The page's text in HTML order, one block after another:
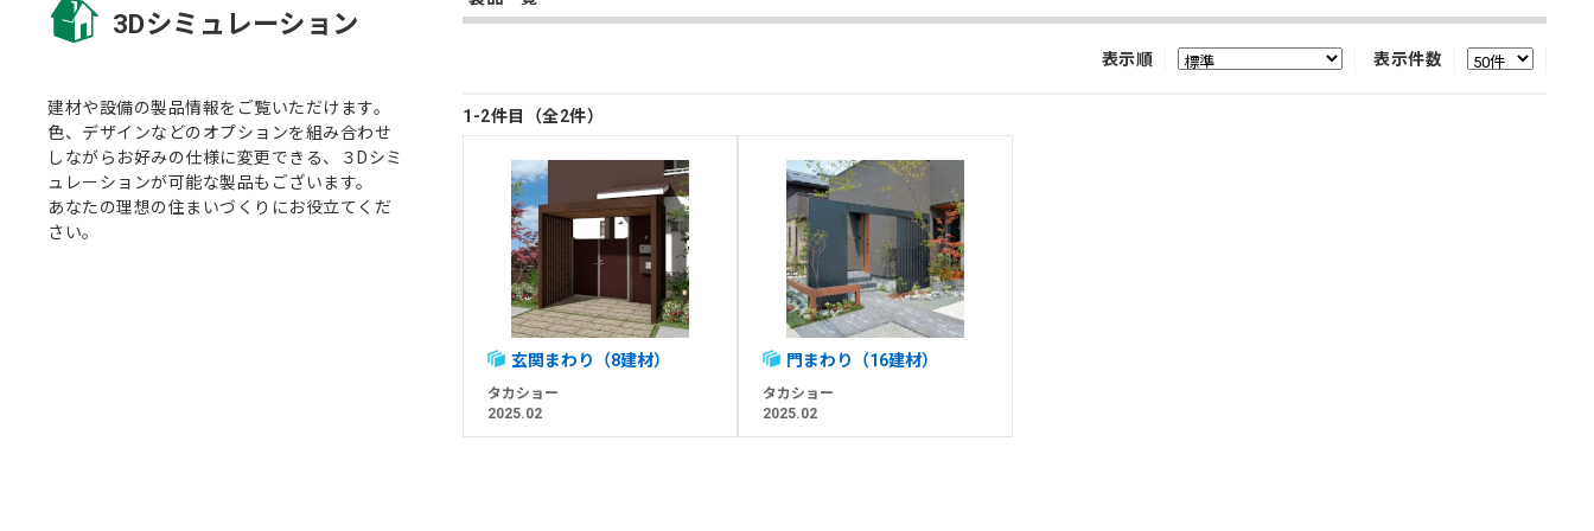
3Dシミュレーション
建材や設備の製品情報をご覧いただけます。
色、デザインなどのオプションを組み合わせ
しながらお好みの仕様に変更できる、３Dシミ
ュレーションが可能な製品もございます。
あなたの理想の住まいづくりにお役立てくだ
さい。
表示順 表示件数
1-2件目（全2件）
玄関まわり（8建材）
タカショー
2025.02
門まわり（16建材）
タカショー
2025.02